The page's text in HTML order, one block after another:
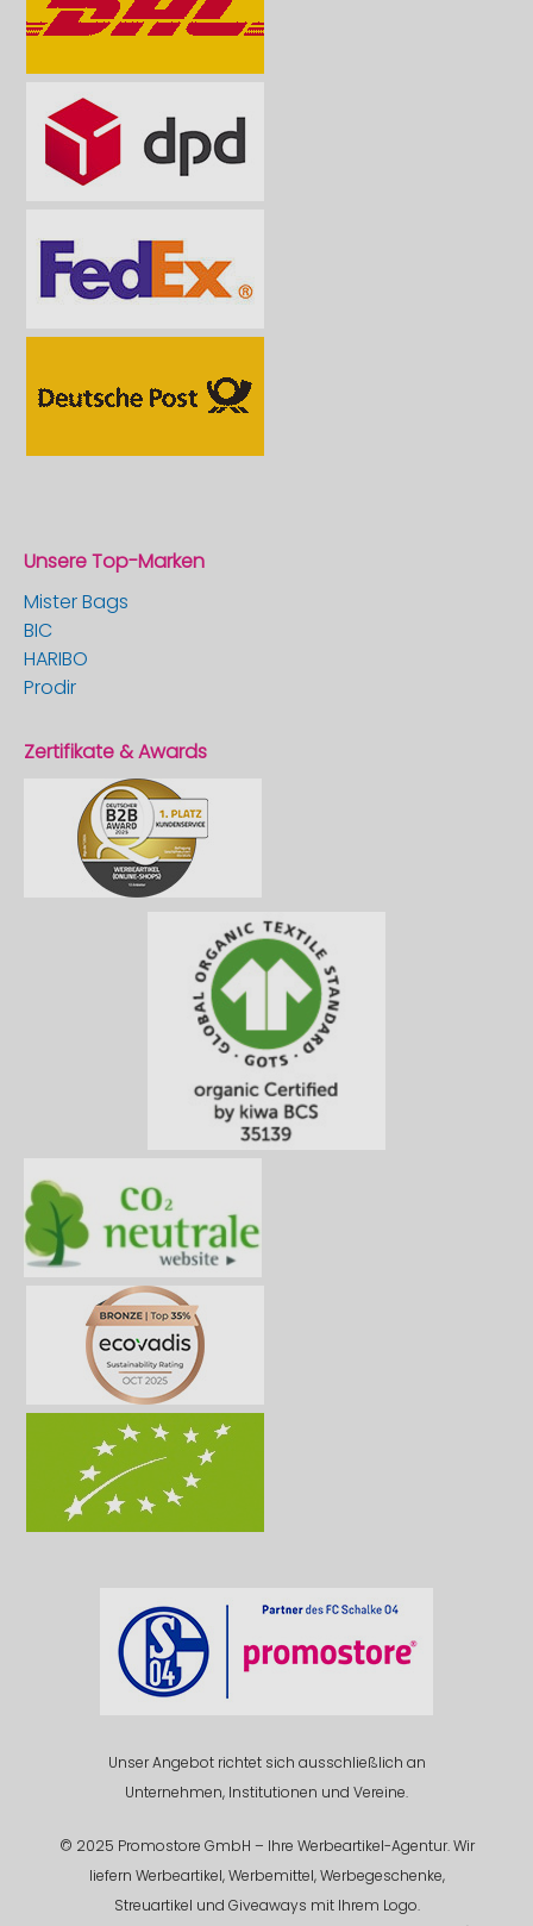
Unsere Top-Marken
Mister Bags
BIC
HARIBO
Prodir
Zertifikate & Awards
Unser Angebot richtet sich ausschließlich an
Unternehmen, Institutionen und Vereine.
© 2025 Promostore GmbH – Ihre Werbeartikel-Agentur. Wir
liefern Werbeartikel, Werbemittel, Werbegeschenke,
Streuartikel und Giveaways mit Ihrem Logo.